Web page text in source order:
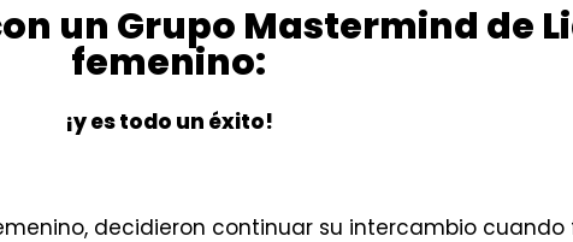
un Grupo Mastermind de
femenino:
¡y es todo un éxito!
decidieron continuar su intercambio